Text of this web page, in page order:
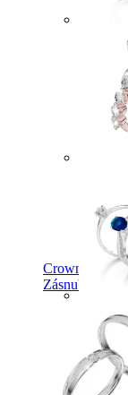
Crown Beauty
Zásnubné